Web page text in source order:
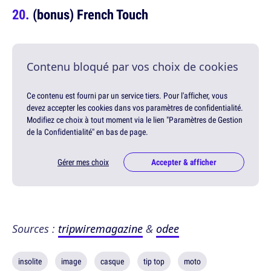
(bonus) French Touch
Contenu bloqué par vos choix de cookies
Ce contenu est fourni par un service tiers. Pour l'afficher, vous
devez accepter les cookies dans vos paramètres de confidentialité.
Modifiez ce choix à tout moment via le lien "Paramètres de Gestion
de la Confidentialité" en bas de page.
Gérer mes choix Accepter & afficher
Sources : tripwiremagazine & odee
insolite image casque tip top moto